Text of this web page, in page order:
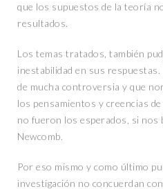
que los supuestos de la teoría
resultados.
Los temas tratados, también
inestabilidad en sus
de mucha controversia y que
los pensamientos y creencias
no fueron los esperados, si nos
Newcomb.
Por eso mismo y como último
investigación no concuerdan